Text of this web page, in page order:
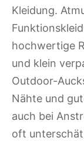
Kleidung.
hochwertige
und klein
Outdoor-
Nähte und
auch bei
oft